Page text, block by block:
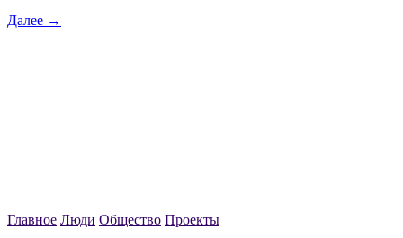
Далее →
Главное Люди Общество Проекты